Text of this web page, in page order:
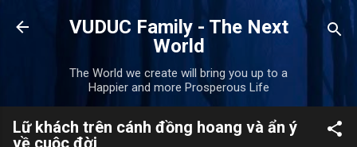
Skip to main content
VUDUC Family - The Next
World
The World we create will bring you up to a
Happier and more Prosperous Life
Lữ khách trên cánh đồng hoang và ẩn ý
về cuộc đời